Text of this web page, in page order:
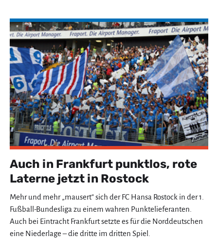
Auch in Frankfurt punktlos, rote
Laterne jetzt in Rostock
Mehr und mehr „mausert“ sich der FC Hansa Rostock in der 1.
Fußball-Bundesliga zu einem wahren Punktelieferanten.
Auch bei Eintracht Frankfurt setzte es für die Norddeutschen
eine Niederlage – die dritte im dritten Spiel.